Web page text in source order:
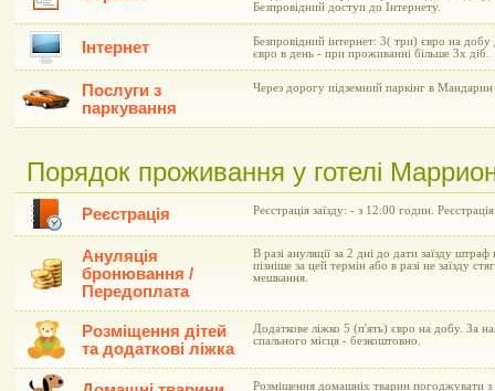
Безпровідний доступ до Інтернету.
Інтернет
Безпровідний інтернет: 3( три) євро на
євро в день - при проживанні більше 3х діб.
Послуги з
паркування
Через дорогу підземний паркінг в
Порядок проживання у готелі
Реєстрація Реєстрація заїзду: - з 12:00 годин.
Ануляція
бронювання /
Передоплата
В разі ануляції за 2 дні до дати заїзду штраф
пізніше за цей термін або в разі не заїзду
мешкання.
Розміщення дітей
та додаткові ліжка
Додаткове ліжко 5 (п'ять) євро на добу. За
спального місця - безкоштовно.
Розміщення домашніх тварин погоджувати з